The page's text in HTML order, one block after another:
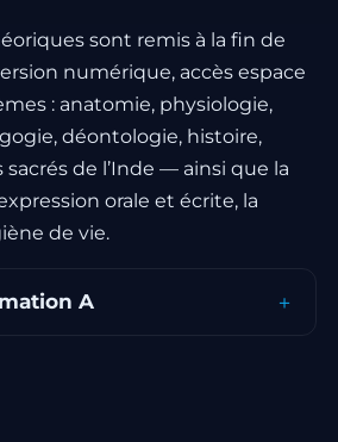
sont remis à la fin de
numérique, accès espace
: anatomie, physiologie,
déontologie, histoire,
de l’Inde — ainsi que la
orale et écrite, la
de vie.
A